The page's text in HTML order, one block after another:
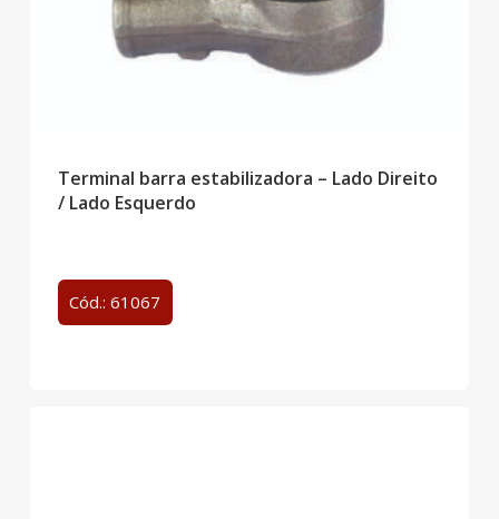
Terminal barra estabilizadora – Lado Direito
/ Lado Esquerdo
Cód.: 61067